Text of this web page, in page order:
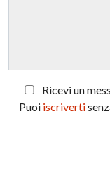
Ricevi un
Puoi iscriverti